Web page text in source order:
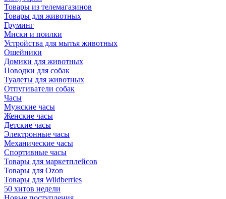
Товары из телемагазинов
Товары для животных
Груминг
Миски и поилки
Устройства для мытья животных
Ошейники
Домики для животных
Поводки для собак
Туалеты для животных
Отпугиватели собак
Часы
Мужские часы
Женские часы
Детские часы
Электронные часы
Механические часы
Спортивные часы
Товары для маркетплейсов
Товары для Ozon
Товары для Wildberries
50 хитов недели